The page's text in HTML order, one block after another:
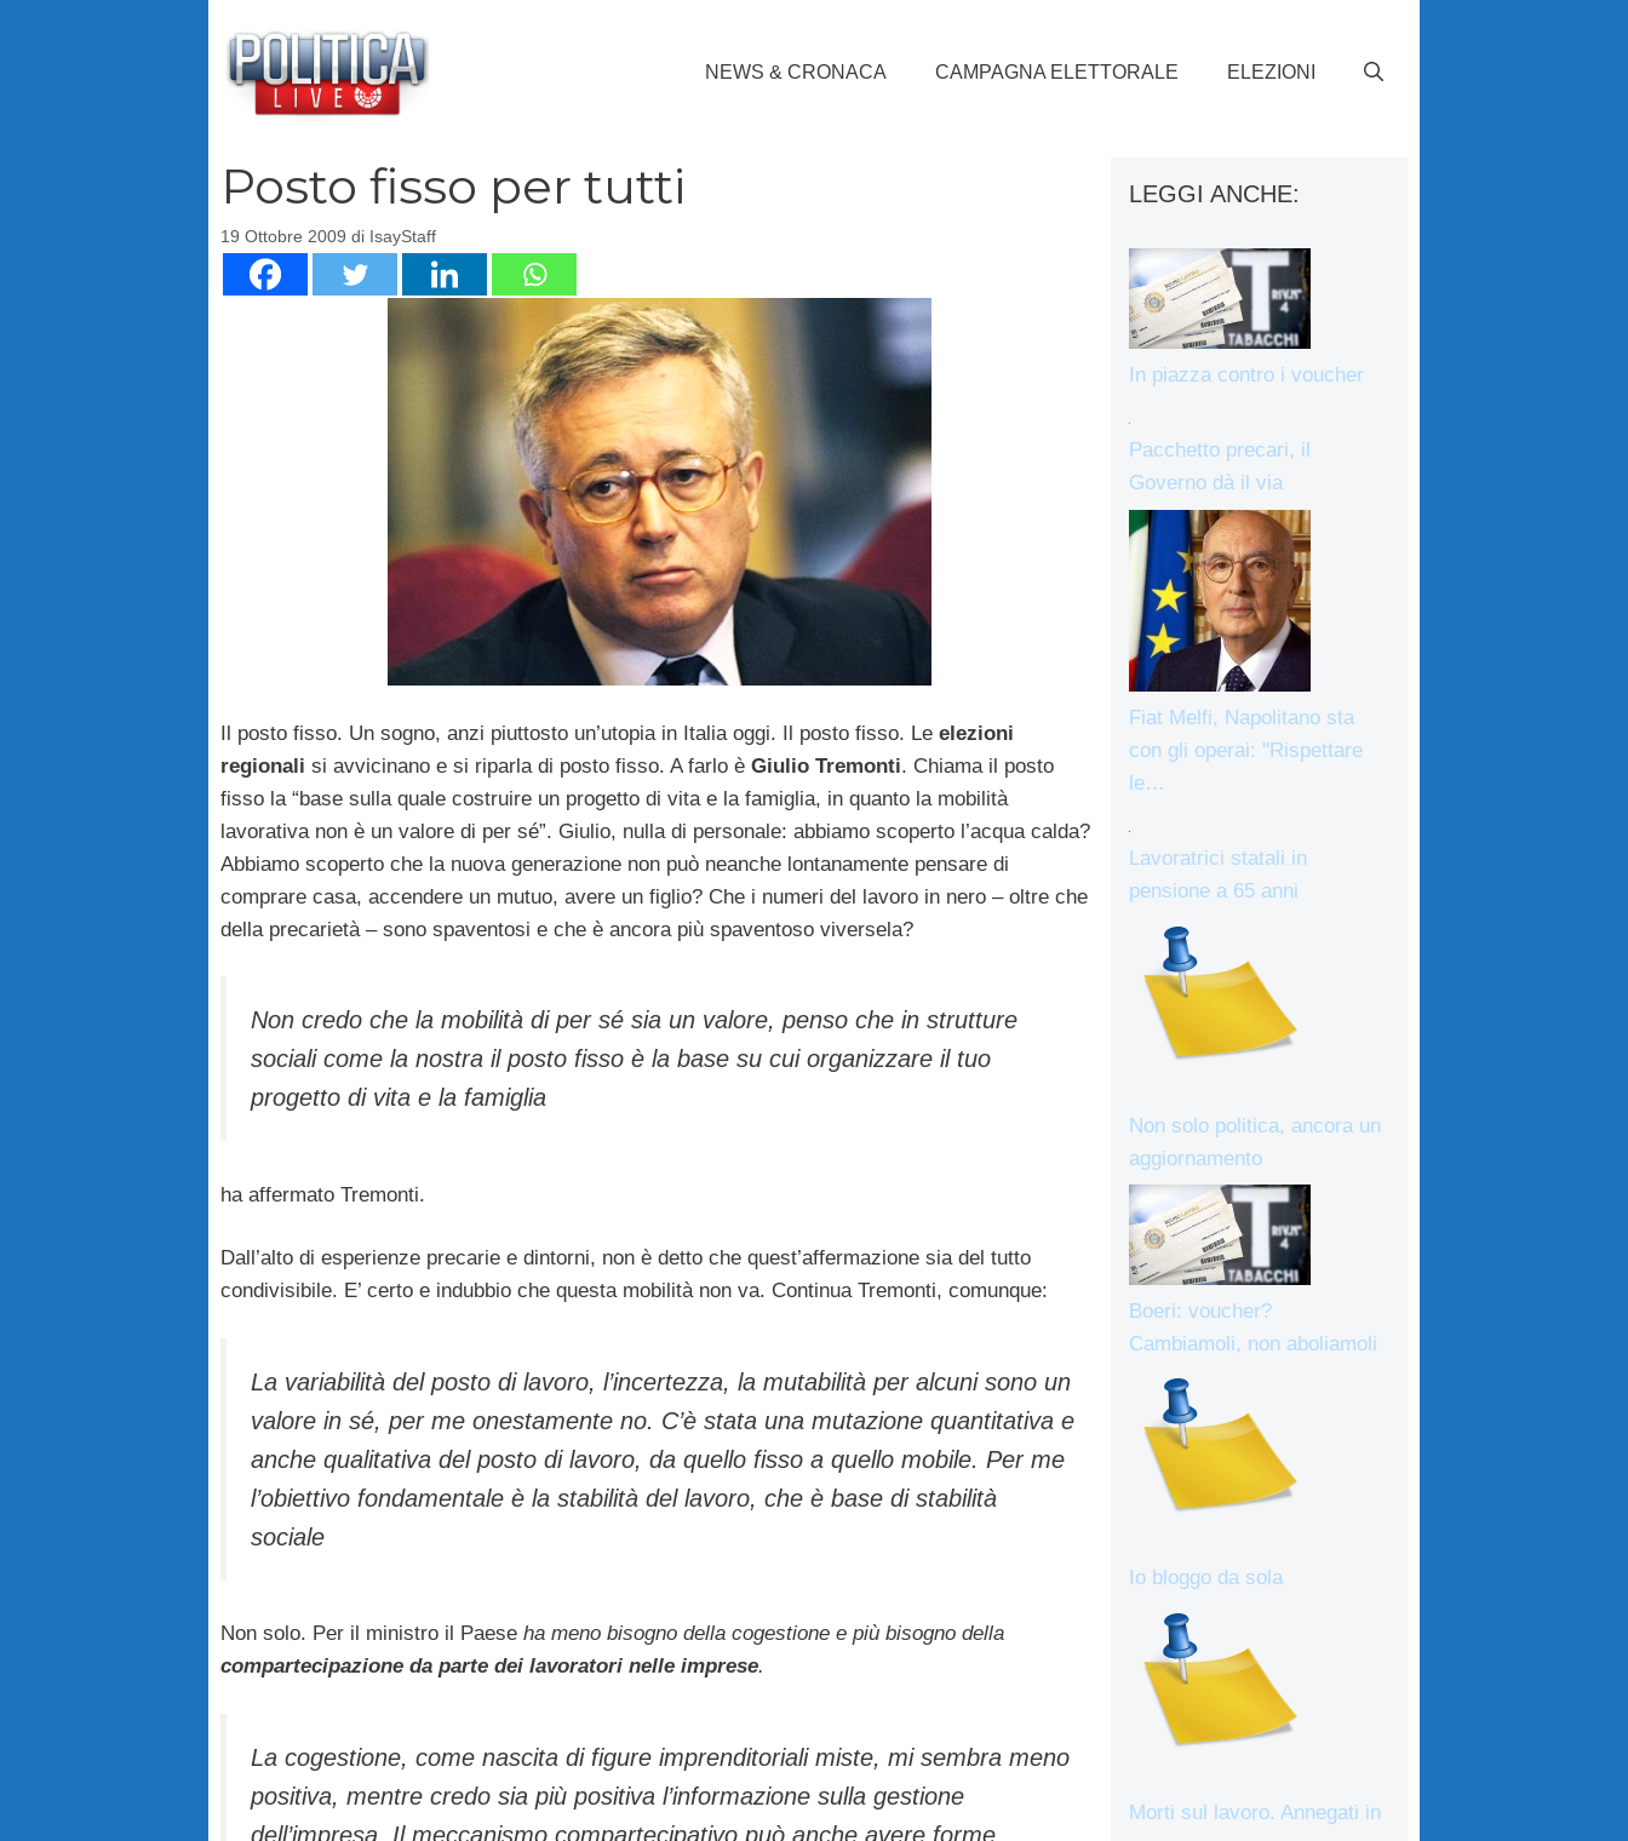
NEWS & CRONACA CAMPAGNA ELETTORALE ELEZIONI
Posto fisso per tutti
19 Ottobre 2009 di IsayStaff
Il posto fisso. Un sogno, anzi piuttosto un’utopia in Italia oggi. Il posto fisso. Le elezioni
regionali si avvicinano e si riparla di posto fisso. A farlo è Giulio Tremonti. Chiama il posto
fisso la “base sulla quale costruire un progetto di vita e la famiglia, in quanto la mobilità
lavorativa non è un valore di per sé”. Giulio, nulla di personale: abbiamo scoperto l’acqua calda?
Abbiamo scoperto che la nuova generazione non può neanche lontanamente pensare di
comprare casa, accendere un mutuo, avere un figlio? Che i numeri del lavoro in nero – oltre che
della precarietà – sono spaventosi e che è ancora più spaventoso viversela?
Non credo che la mobilità di per sé sia un valore, penso che in strutture
sociali come la nostra il posto fisso è la base su cui organizzare il tuo
progetto di vita e la famiglia
ha affermato Tremonti.
Dall’alto di esperienze precarie e dintorni, non è detto che quest’affermazione sia del tutto
condivisibile. E’ certo e indubbio che questa mobilità non va. Continua Tremonti, comunque:
La variabilità del posto di lavoro, l’incertezza, la mutabilità per alcuni sono un
valore in sé, per me onestamente no. C’è stata una mutazione quantitativa e
anche qualitativa del posto di lavoro, da quello fisso a quello mobile. Per me
l’obiettivo fondamentale è la stabilità del lavoro, che è base di stabilità
sociale
Non solo. Per il ministro il Paese ha meno bisogno della cogestione e più bisogno della
compartecipazione da parte dei lavoratori nelle imprese.
La cogestione, come nascita di figure imprenditoriali miste, mi sembra meno
positiva, mentre credo sia più positiva l’informazione sulla gestione
dell’impresa. Il meccanismo compartecipativo può anche avere forme
LEGGI ANCHE:
In piazza contro i voucher
Pacchetto precari, il
Governo dà il via
Fiat Melfi, Napolitano sta
con gli operai: "Rispettare
le…
Lavoratrici statali in
pensione a 65 anni
Non solo politica, ancora un
aggiornamento
Boeri: voucher?
Cambiamoli, non aboliamoli
Io bloggo da sola
Morti sul lavoro. Annegati in